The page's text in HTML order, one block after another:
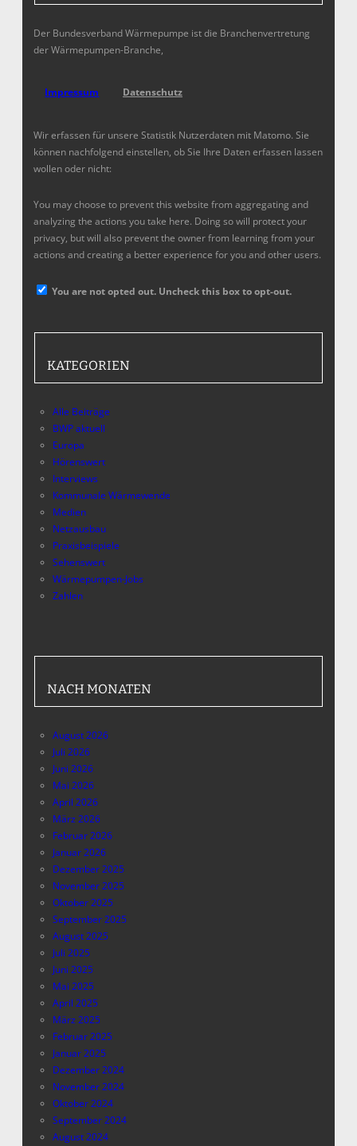
Der Bundesverband Wärmepumpe ist die Branchenvertretung
der Wärmepumpen-Branche,
Impressum Datenschutz
Wir erfassen für unsere Statistik Nutzerdaten mit Matomo. Sie
können nachfolgend einstellen, ob Sie Ihre Daten erfassen lassen
wollen oder nicht:
You may choose to prevent this website from aggregating and
analyzing the actions you take here. Doing so will protect your
privacy, but will also prevent the owner from learning from your
actions and creating a better experience for you and other users.
You are not opted out. Uncheck this box to opt-out.
KATEGORIEN
Alle Beiträge
BWP aktuell
Europa
Hörenswert
Interviews
Kommunale Wärmewende
Medien
Netzausbau
Praxisbeispiele
Sehenswert
Wärmepumpen-Jobs
Zahlen
NACH MONATEN
August 2026
Juli 2026
Juni 2026
Mai 2026
April 2026
März 2026
Februar 2026
Januar 2026
Dezember 2025
November 2025
Oktober 2025
September 2025
August 2025
Juli 2025
Juni 2025
Mai 2025
April 2025
März 2025
Februar 2025
Januar 2025
Dezember 2024
November 2024
Oktober 2024
September 2024
August 2024